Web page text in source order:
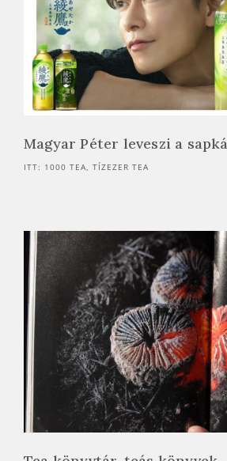
Magyar Péter leveszi a
ITT: 1000 TEA, TÍZEZER TEA